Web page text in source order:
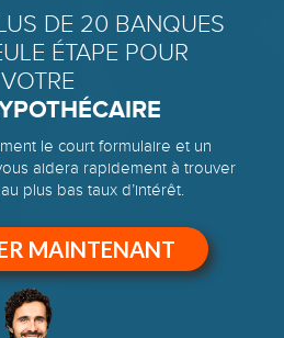
DE 20 BANQUES
ÉTAPE POUR
VOTRE
le court formulaire et un
aidera rapidement à trouver
plus bas taux d’intérêt.
MAINTENANT